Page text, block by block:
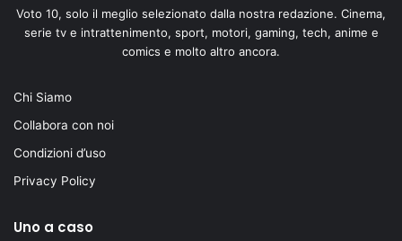
Voto 10, solo il meglio selezionato dalla nostra redazione. Cinema,
serie tv e intrattenimento, sport, motori, gaming, tech, anime e
comics e molto altro ancora.
Chi Siamo
Collabora con noi
Condizioni d’uso
Privacy Policy
Uno a caso